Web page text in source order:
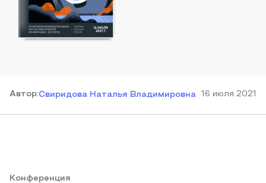
Автор:Свиридова Наталья Владимировна 16 июля 2021
Конференция